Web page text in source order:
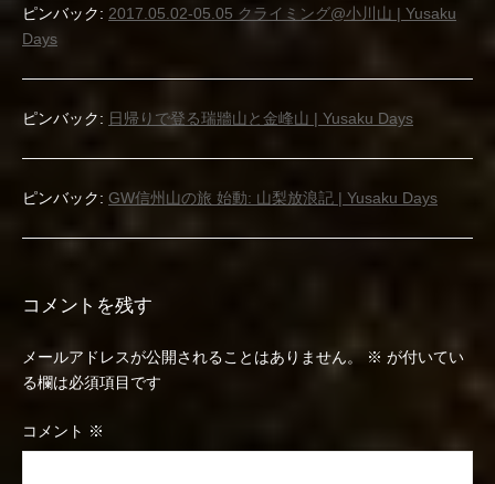
ー
シ
ョ
ン
ピンバック: 2017.05.02-05.05 クライミング@小川山 | Yusaku
Days
ピンバック: 日帰りで登る瑞牆山と金峰山 | Yusaku Days
ピンバック: GW信州山の旅 始動: 山梨放浪記 | Yusaku Days
コメントを残す
メールアドレスが公開されることはありません。 ※ が付いてい
る欄は必須項目です
コメント ※